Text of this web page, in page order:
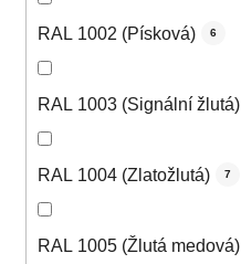
RAL 1002 (Písková) 6
RAL 1003 (Signální žlutá)
RAL 1004 (Zlatožlutá) 7
RAL 1005 (Žlutá medová)